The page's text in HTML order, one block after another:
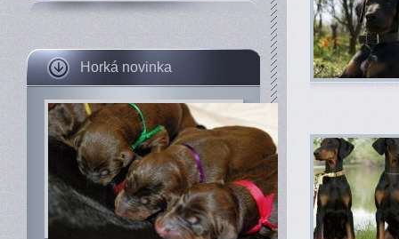
Horká novinka